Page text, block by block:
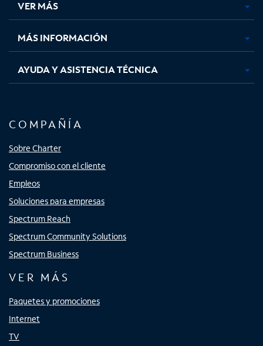
pestaña
nueva
pestaña
nueva
pestaña
nuevanueva
VER MÁS
MÁS INFORMACIÓN
AYUDA Y ASISTENCIA TÉCNICA
COMPAÑÍA
Sobre Charter
Compromiso con el cliente
Empleos
Soluciones para empresas
Spectrum Reach
Spectrum Community Solutions
Spectrum Business
VER MÁS
Paquetes y promociones
Internet
TV